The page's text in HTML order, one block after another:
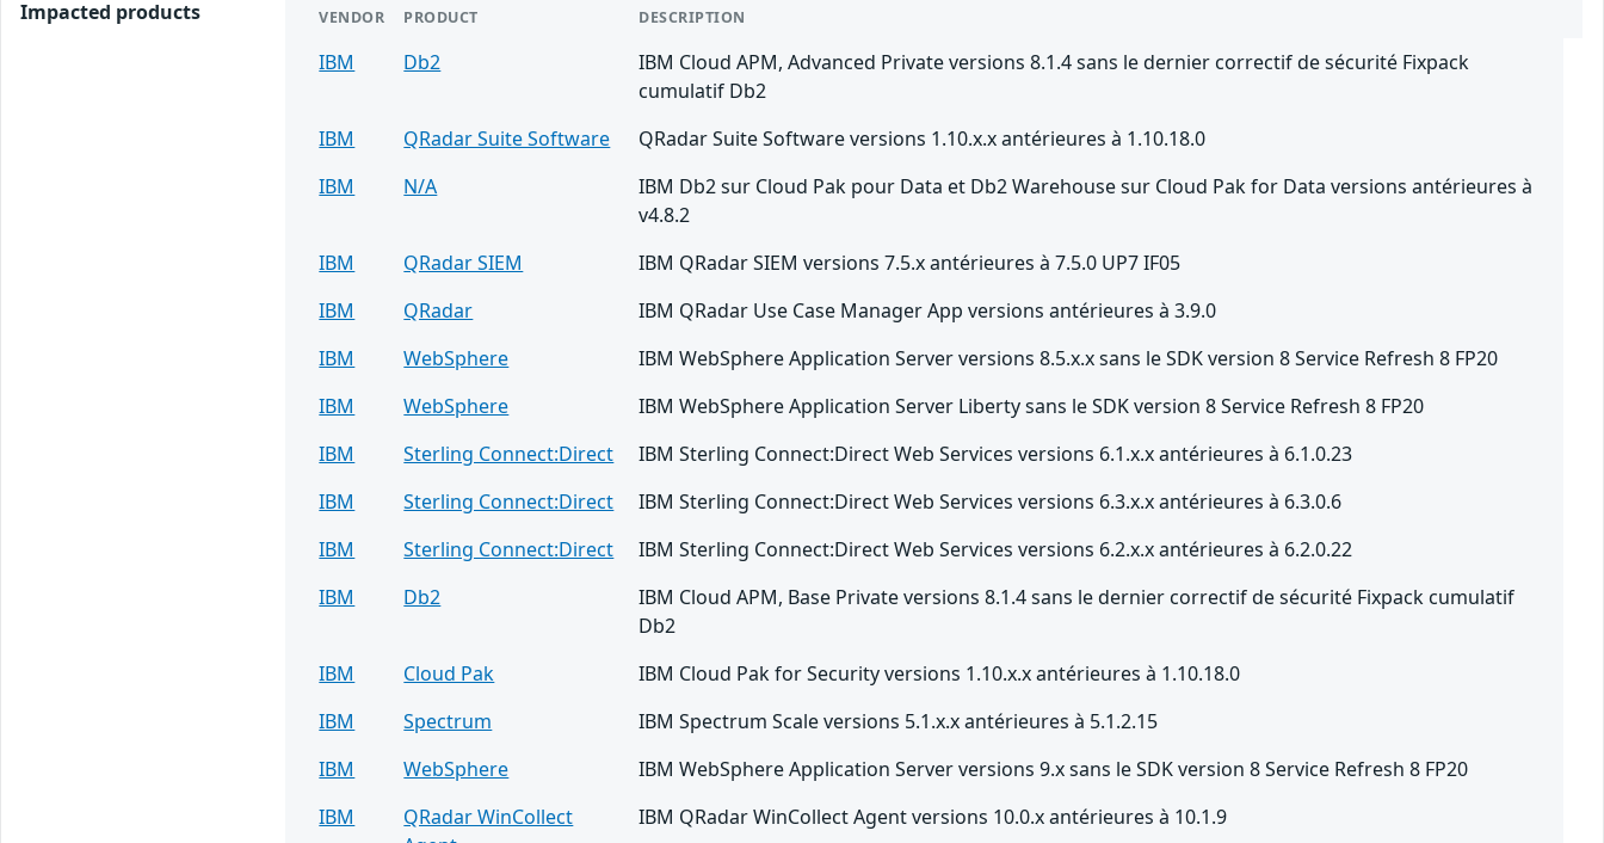
Impacted products
VENDOR PRODUCT DESCRIPTION
IBM Db2
IBM Cloud APM, Advanced Private versions 8.1.4 sans le dernier correctif de sécurité Fixpack
cumulatif Db2
IBM
QRadar Suite Software
QRadar Suite Software versions 1.10.x.x antérieures à 1.10.18.0
IBM
N/A
IBM Db2 sur Cloud Pak pour Data et Db2 Warehouse sur Cloud Pak for Data versions antérieures à
v4.8.2
IBM
QRadar SIEM
IBM QRadar SIEM versions 7.5.x antérieures à 7.5.0 UP7 IF05
IBM
QRadar
IBM QRadar Use Case Manager App versions antérieures à 3.9.0
IBM
WebSphere
IBM WebSphere Application Server versions 8.5.x.x sans le SDK version 8 Service Refresh 8 FP20
IBM
WebSphere
IBM WebSphere Application Server Liberty sans le SDK version 8 Service Refresh 8 FP20
IBM
Sterling Connect:Direct
IBM Sterling Connect:Direct Web Services versions 6.1.x.x antérieures à 6.1.0.23
IBM
Sterling Connect:Direct
IBM Sterling Connect:Direct Web Services versions 6.3.x.x antérieures à 6.3.0.6
IBM
Sterling Connect:Direct
IBM Sterling Connect:Direct Web Services versions 6.2.x.x antérieures à 6.2.0.22
IBM
Db2
IBM Cloud APM, Base Private versions 8.1.4 sans le dernier correctif de sécurité Fixpack cumulatif
Db2
IBM
Cloud Pak
IBM Cloud Pak for Security versions 1.10.x.x antérieures à 1.10.18.0
IBM
Spectrum
IBM Spectrum Scale versions 5.1.x.x antérieures à 5.1.2.15
IBM
WebSphere
IBM WebSphere Application Server versions 9.x sans le SDK version 8 Service Refresh 8 FP20
IBM
QRadar WinCollect
IBM QRadar WinCollect Agent versions 10.0.x antérieures à 10.1.9